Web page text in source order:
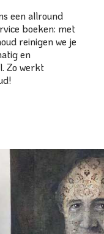
een allround
boeken: met
reinigen we je
en
Zo werkt